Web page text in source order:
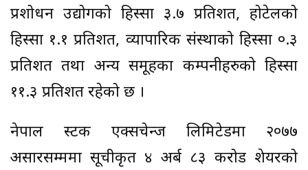
प्रशोधन उद्योगको हिस्सा ३.७ प्रतिशत, होटेलको
हिस्सा १.१ प्रतिशत, व्यापारिक संस्थाको हिस्सा ०.३
प्रतिशत तथा अन्य समूहका कम्पनीहरुको हिस्सा
११.३ प्रतिशत रहेको छ ।
नेपाल स्टक एक्सचेन्ज लिमिटेडमा २०७७
असारसम्ममा सूचीकृत ४ अर्ब ८३ करोड शेयरको